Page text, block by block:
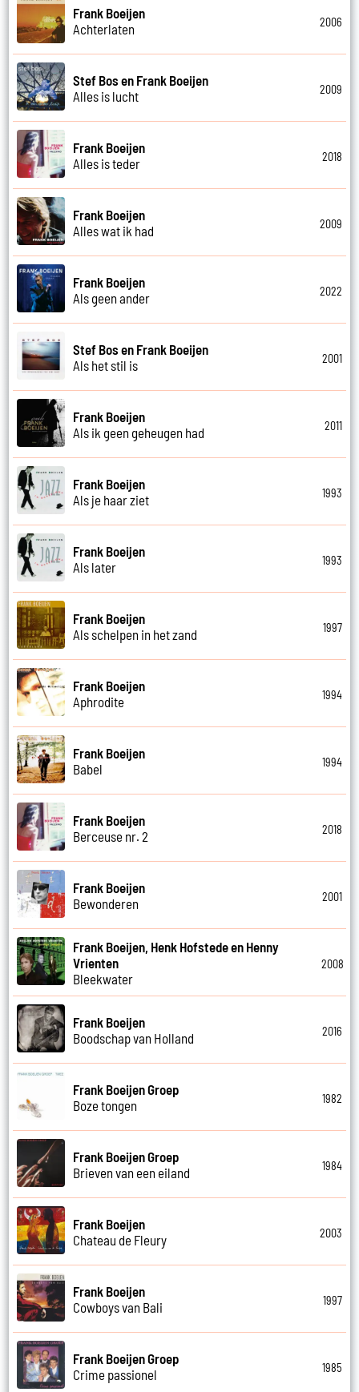
Frank Boeijen
Achterlaten
2006
Stef Bos en Frank Boeijen
Alles is lucht
2009
Frank Boeijen
Alles is teder
2018
Frank Boeijen
Alles wat ik had
2009
Frank Boeijen
Als geen ander
2022
Stef Bos en Frank Boeijen
Als het stil is
2001
Frank Boeijen
Als ik geen geheugen had
2011
Frank Boeijen
Als je haar ziet
1993
Frank Boeijen
Als later
1993
Frank Boeijen
Als schelpen in het zand
1997
Frank Boeijen
Aphrodite
1994
Frank Boeijen
Babel
1994
Frank Boeijen
Berceuse nr. 2
2018
Frank Boeijen
Bewonderen
2001
Frank Boeijen, Henk Hofstede en Henny
Vrienten
Bleekwater
2008
Frank Boeijen
Boodschap van Holland
2016
Frank Boeijen Groep
Boze tongen
1982
Frank Boeijen Groep
Brieven van een eiland
1984
Frank Boeijen
Chateau de Fleury
2003
Frank Boeijen
Cowboys van Bali
1997
Frank Boeijen Groep
Crime passionel
1985